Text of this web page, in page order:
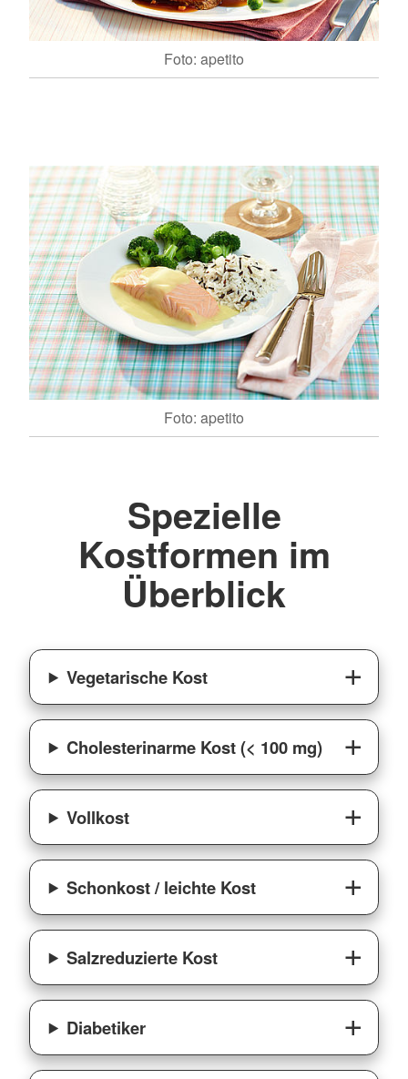
Foto: apetito
Foto: apetito
Spezielle
Kostformen im
Überblick
Vegetarische Kost
Cholesterinarme Kost (< 100 mg)
Vollkost
Schonkost / leichte Kost
Salzreduzierte Kost
Diabetiker